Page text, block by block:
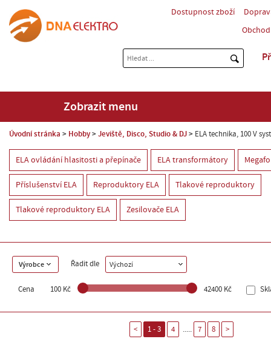
Dostupnost zboží
Zobrazit menu
Úvodní stránka Hobby Jeviště, Disco, Studio & DJ ELA technika, 100 V
ELA ovládání hlasitosti a přepínače ELA transformátory
Příslušenství ELA Reproduktory ELA Tlakové reproduktory
Tlakové reproduktory ELA Zesilovače ELA
Výrobce Řadit dle Výchozí
Cena 100 Kč 42400 Kč
< 1 - 3 4 ..... 7 8 >